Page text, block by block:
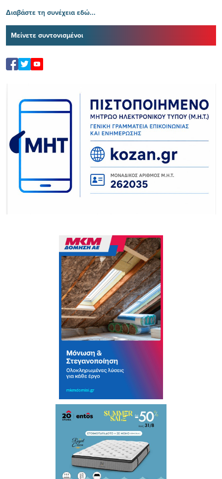
Διαβάστε τη συνέχεια εδώ...
Μείνετε συντονισμένοι